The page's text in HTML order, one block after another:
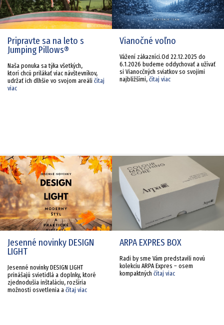
Pripravte sa na leto s
Jumping Pillows®
Naša ponuka sa týka všetkých,
ktorí chcú prilákať viac návštevníkov,
udržať ich dlhšie vo svojom areáli čítaj
viac
Vianočné voľno
Vážení zákazníci.Od 22.12.2025 do
6.1.2026 budeme oddychovať a užívať
si Vianocčných sviatkov so svojimi
najbližšími, čítaj viac
Jesenné novinky DESIGN
LIGHT
Jesenné novinky DESIGN LIGHT
prinášajú svietidlá a doplnky, ktoré
zjednodušia inštaláciu, rozšíria
možnosti osvetlenia a čítaj viac
ARPA EXPRES BOX
Radi by sme Vám predstavili novú
kolekciu ARPA Expres – osem
kompaktných čítaj viac